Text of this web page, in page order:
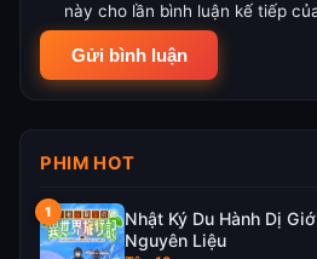
này cho lần bình luận kế tiếp
PHIM HOT
Nhật Ký Du Hành Dị
Nguyên Liệu